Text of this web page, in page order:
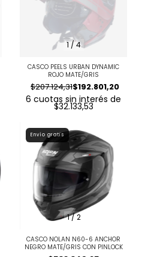
1/4
CASCO PEELS URBAN DYNAMIC
ROJO MATE/GRIS
$192.801,20
$207.124,31
6 cuotas sin interés de
$32.133,53
1/2
Envío gratis
CASCO NOLAN N60-6 ANCHOR
NEGRO MATE/GRIS CON PINLOCK